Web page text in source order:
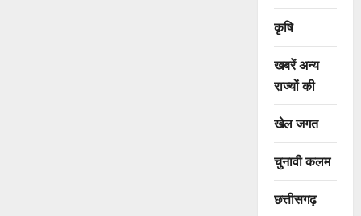
कृषि
खबरें अन्य
राज्यों की
खेल जगत
चुनावी कलम
छत्तीसगढ़